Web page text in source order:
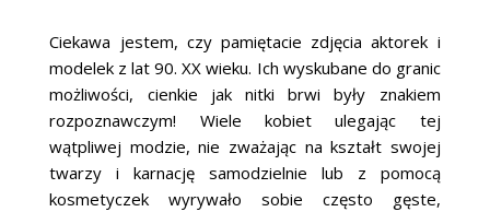
Ciekawa jestem, czy pamiętacie zdjęcia aktorek i
modelek z lat 90. XX wieku. Ich wyskubane do granic
możliwości, cienkie jak nitki brwi były znakiem
rozpoznawczym! Wiele kobiet ulegając tej
wątpliwej modzie, nie zważając na kształt swojej
twarzy i karnację samodzielnie lub z pomocą
kosmetyczek wyrywało sobie często gęste,